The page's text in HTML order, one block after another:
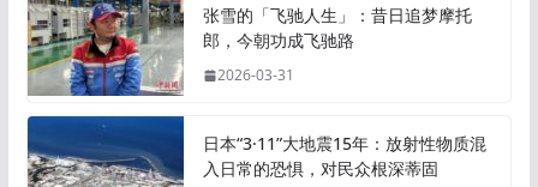
张雪的「飞驰人生」：昔日追梦摩托
郎，今朝功成飞驰路
2026-03-31
日本“3·11”大地震15年：放射性物质混
入日常的恐惧，对民众根深蒂固